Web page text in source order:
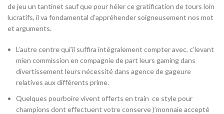
de jeu un tantinet sauf que pour héler ce gratification de tours loin
lucratifs, il va fondamental d’appréhender soigneusement nos mot
et arguments.
L’autre centre qui’il suffira intégralement compter avec, c’levant
mien commission en compagnie de part leurs gaming dans
divertissement leurs nécessité dans agence de gageure
relatives aux différents prime.
Quelques pourboire vivent offerts en train ce style pour
champions dont effectuent votre conserve )’monnaie accepté